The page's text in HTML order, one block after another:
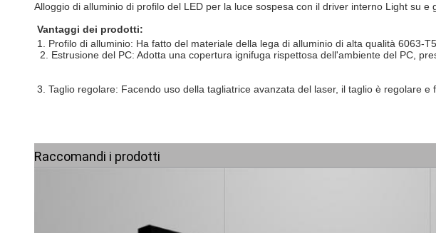
Alloggio di alluminio di profilo del LED per la luce sospesa con il driver interno Light su e
Vantaggi dei prodotti:
2. Estrusione del PC: Adotta una copertura ignifuga rispettosa dell'ambiente del PC,
3. Taglio regolare: Facendo uso della tagliatrice avanzata del laser, il taglio è regolare
Raccomandi i prodotti